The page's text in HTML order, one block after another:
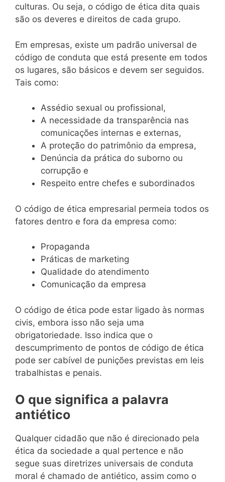
culturas. Ou seja, o código de ética dita quais
são os deveres e direitos de cada grupo.
Em empresas, existe um padrão universal de
código de conduta que está presente em todos
os lugares, são básicos e devem ser seguidos.
Tais como:
Assédio sexual ou profissional,
A necessidade da transparência nas
comunicações internas e externas,
A proteção do patrimônio da empresa,
Denúncia da prática do suborno ou
corrupção e
Respeito entre chefes e subordinados
O código de ética empresarial permeia todos os
fatores dentro e fora da empresa como:
Propaganda
Práticas de marketing
Qualidade do atendimento
Comunicação da empresa
O código de ética pode estar ligado às normas
civis, embora isso não seja uma
obrigatoriedade. Isso indica que o
descumprimento de pontos de código de ética
pode ser cabível de punições previstas em leis
trabalhistas e penais.
O que significa a palavra
antiético
Qualquer cidadão que não é direcionado pela
ética da sociedade a qual pertence e não
segue suas diretrizes universais de conduta
moral é chamado de antiético, assim como o